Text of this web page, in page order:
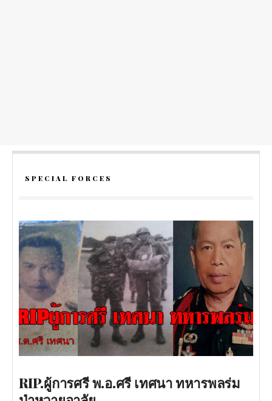
SPECIAL FORCES
RIP.ผู้การศรี พ.อ.ศรี เทศนา ทหารพลร่ม